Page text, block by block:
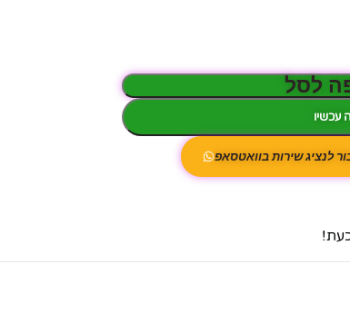
לסל
עכשיו
לנציג שירות בוואטסאפ